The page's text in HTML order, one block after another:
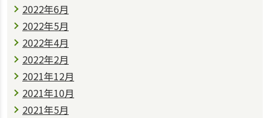
2022年6月
2022年5月
2022年4月
2022年2月
2021年12月
2021年10月
2021年5月